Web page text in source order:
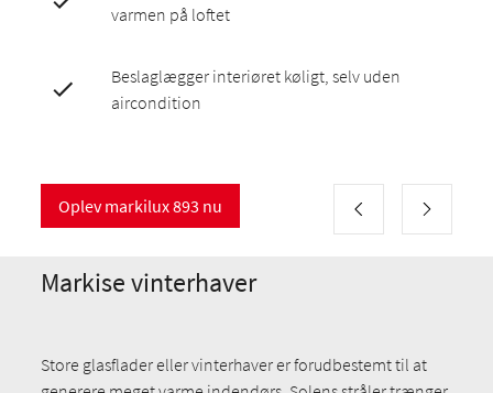
varmen på loftet
Beslaglægger interiøret køligt, selv uden
aircondition
Oplev markilux 893 nu
Markise vinterhaver
Store glasflader eller vinterhaver er forudbestemt til at